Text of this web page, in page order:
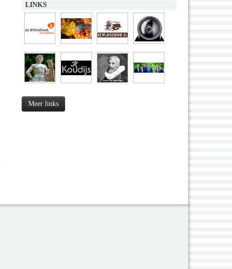
LINKS
Meer links